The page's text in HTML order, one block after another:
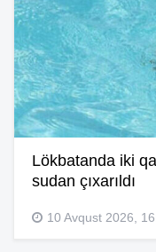
Lökbatanda iki
sudan çıxarıldı
10 Avqust 2026,